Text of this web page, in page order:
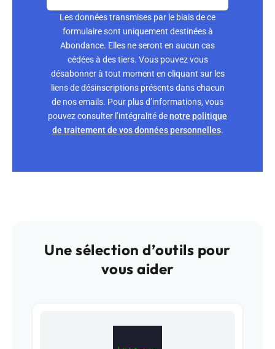
Les données transmises par le biais de ce
formulaire sont uniquement destinées à
Abondance. Elles ne seront en aucun cas
cédées à des tiers. Vous pouvez vous
désabonner à tout moment en cliquant sur les
liens de désinscriptions présents dans chacun
de nos emails. Pour plus d’informations, vous
pouvez consulter l’intégralité denotre politique
de traitement de vos données personnelles.
Une sélection d’outils pour
vous aider